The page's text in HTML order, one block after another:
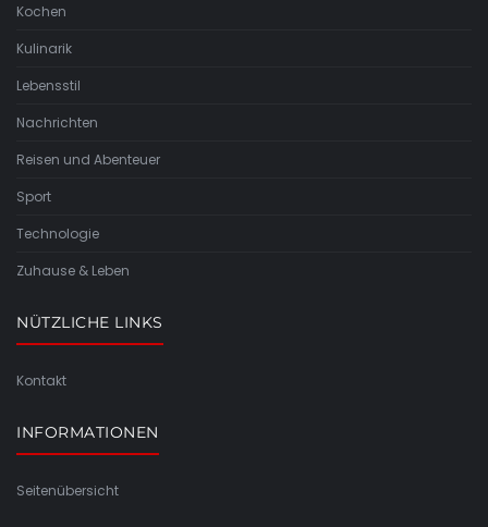
Kochen
Kulinarik
Lebensstil
Nachrichten
Reisen und Abenteuer
Sport
Technologie
Zuhause & Leben
NÜTZLICHE LINKS
Kontakt
INFORMATIONEN
Seitenübersicht